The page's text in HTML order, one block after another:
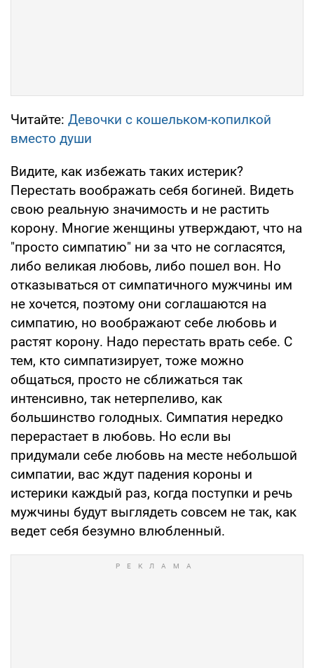
Читайте: Девочки с кошельком-копилкой
вместо души
Видите, как избежать таких истерик?
Перестать воображать себя богиней. Видеть
свою реальную значимость и не растить
корону. Многие женщины утверждают, что на
"просто симпатию" ни за что не согласятся,
либо великая любовь, либо пошел вон. Но
отказываться от симпатичного мужчины им
не хочется, поэтому они соглашаются на
симпатию, но воображают себе любовь и
растят корону. Надо перестать врать себе. С
тем, кто симпатизирует, тоже можно
общаться, просто не сближаться так
интенсивно, так нетерпеливо, как
большинство голодных. Симпатия нередко
перерастает в любовь. Но если вы
придумали себе любовь на месте небольшой
симпатии, вас ждут падения короны и
истерики каждый раз, когда поступки и речь
мужчины будут выглядеть совсем не так, как
ведет себя безумно влюбленный.